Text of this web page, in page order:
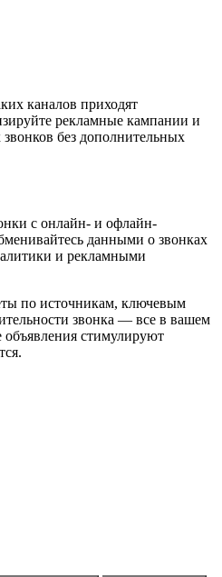
каналов приходят
рекламные кампании и
без дополнительных
с онлайн- и офлайн-
данными о звонках
и рекламными
по источникам, ключевым
звонка — все в вашем
объявления стимулируют